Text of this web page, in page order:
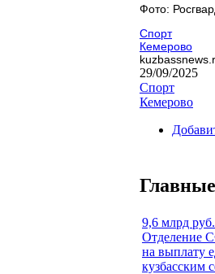
Фото:
Спорт
Кемерово
29/09/2025
Спорт
Кемерово
9,6 млрд
Отделение
на выплату
кузбасским